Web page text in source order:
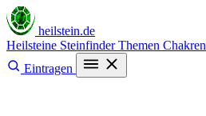
heilstein.de
Heilsteine SteinfinderThemen Chakren
Eintragen